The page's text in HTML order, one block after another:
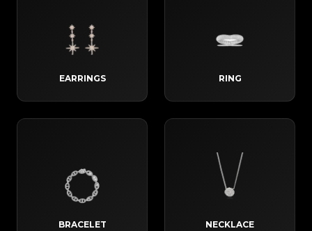
EARRINGS RING
BRACELET NECKLACE